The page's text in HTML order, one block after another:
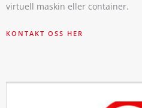
virtuell maskin eller container.
KONTAKT OSS HER